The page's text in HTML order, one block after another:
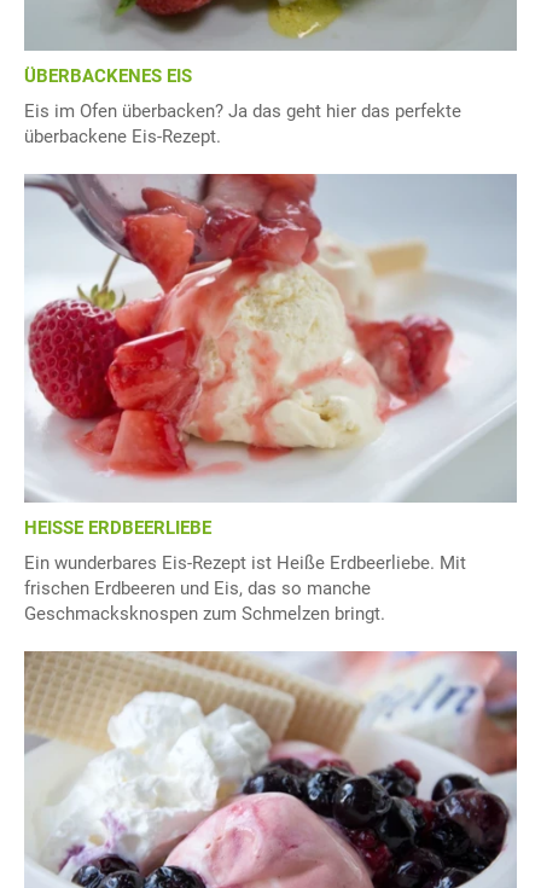
ÜBERBACKENES EIS
Eis im Ofen überbacken? Ja das geht hier das perfekte
überbackene Eis-Rezept.
HEISSE ERDBEERLIEBE
Ein wunderbares Eis-Rezept ist Heiße Erdbeerliebe. Mit
frischen Erdbeeren und Eis, das so manche
Geschmacksknospen zum Schmelzen bringt.